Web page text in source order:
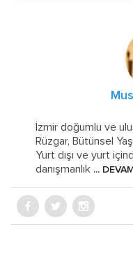
İzmir doğumlu ve
Rüzgar, Bütünsel
Yurt dışı ve yurt
danışmanlık ... DEVAM